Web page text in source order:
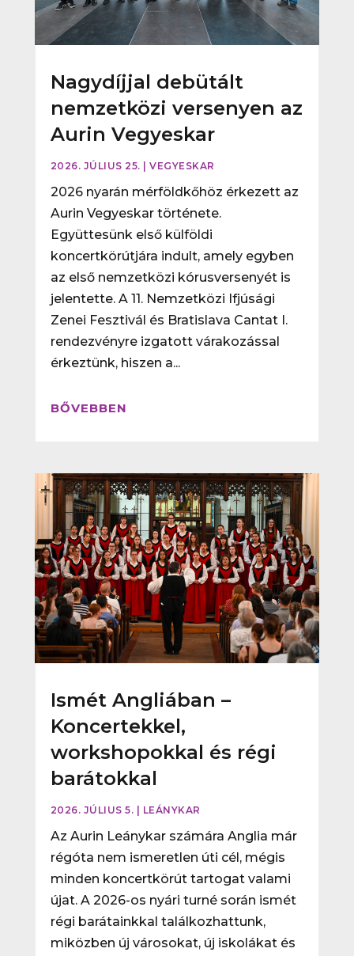
Nagydíjjal debütált
nemzetközi versenyen az
Aurin Vegyeskar
2026. JÚLIUS 25. |VEGYESKAR
2026 nyarán mérföldkőhöz érkezett az
Aurin Vegyeskar története.
Együttesünk első külföldi
koncertkörútjára indult, amely egyben
az első nemzetközi kórusversenyét is
jelentette. A 11. Nemzetközi Ifjúsági
Zenei Fesztivál és Bratislava Cantat I.
rendezvényre izgatott várakozással
érkeztünk, hiszen a...
BŐVEBBEN
Ismét Angliában –
Koncertekkel,
workshopokkal és régi
barátokkal
2026. JÚLIUS 5. LEÁNYKAR
Az Aurin Leánykar számára Anglia már
régóta nem ismeretlen úti cél, mégis
minden koncertkörút tartogat valami
újat. A 2026-os nyári turné során ismét
régi barátainkkal találkozhattunk,
miközben új városokat, új iskolákat és